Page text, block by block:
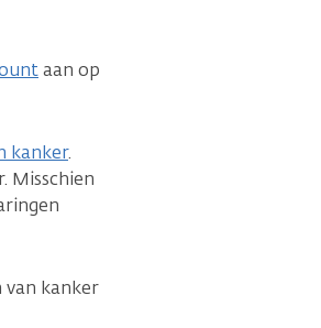
aan op
kanker.
Misschien
van kanker